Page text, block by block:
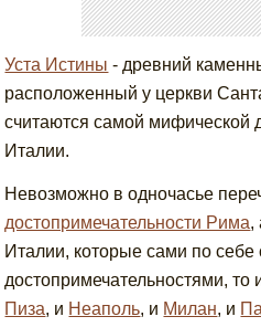
Уста Истины - древний
расположенный у церкви
считаются самой мифической
Италии.
Невозможно в одночасье
достопримечательности Рима,
Италии, которые сами по себе
достопримечательностями, то
Пиза, и Неаполь, и Милан, и